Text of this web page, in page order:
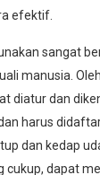
efektif.
sangat
manusia.
diatur dan
harus
dan kedap
cukup, dapat